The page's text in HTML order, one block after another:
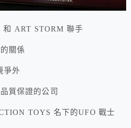
ART STORM 聯手
關係
爭外
質保證的公司
TOYS 名下的UFO 戰士